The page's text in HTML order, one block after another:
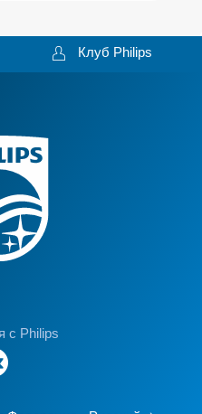
Клуб Philips
с Philips